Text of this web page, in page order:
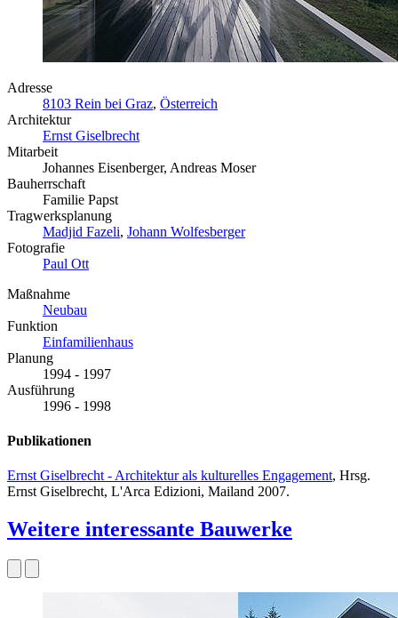
Adresse
8103 Rein bei Graz, Österreich
Architektur
Ernst Giselbrecht
Mitarbeit
Johannes Eisenberger, Andreas Moser
Bauherrschaft
Familie Papst
Tragwerksplanung
Madjid Fazeli, Johann Wolfesberger
Fotografie
Paul Ott
Maßnahme
Neubau
Funktion
Einfamilienhaus
Planung
1994 - 1997
Ausführung
1996 - 1998
Publikationen
Ernst Giselbrecht - Architektur als kulturelles Engagement, Hrsg.
Ernst Giselbrecht, L'Arca Edizioni, Mailand 2007.
Weitere interessante Bauwerke